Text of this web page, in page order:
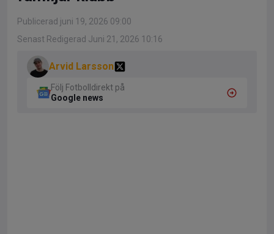
Publicerad juni 19, 2026 09:00
Senast Redigerad Juni 21, 2026 10:16
Arvid Larsson
Följ Fotbolldirekt på
Google news